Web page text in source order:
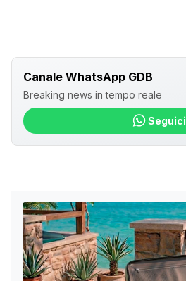
Canale WhatsApp GDB
Breaking news in tempo reale
Seguici